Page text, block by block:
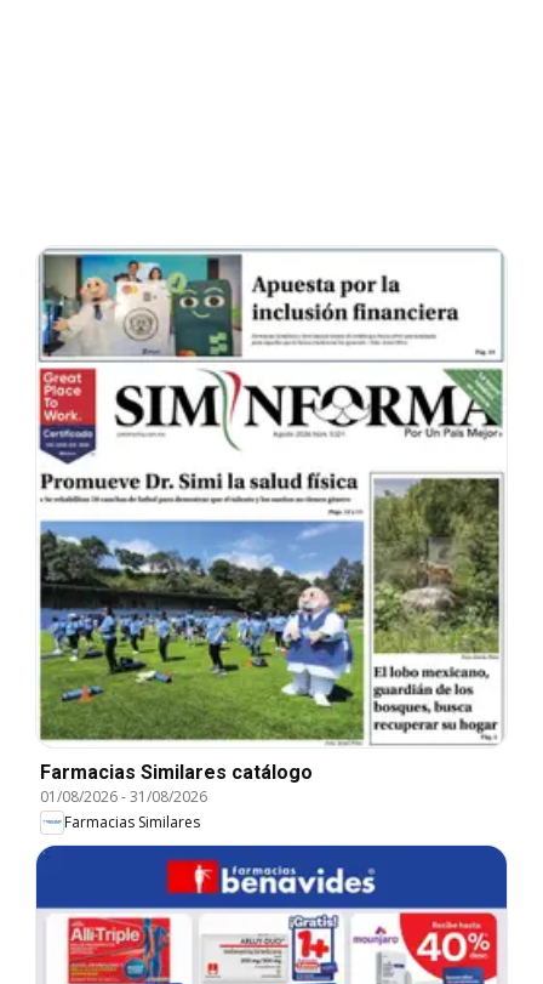
Farmacias Similares catálogo
01/08/2026-31/08/2026
Farmacias Similares